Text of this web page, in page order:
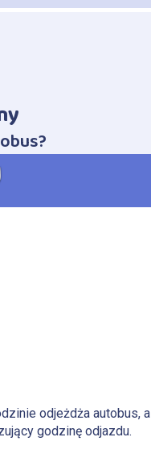
odjeżdża autobus, a
godzinę odjazdu.